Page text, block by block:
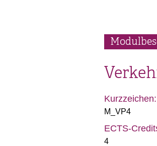
Kurzzeichen:
M_VP4
ECTS-
4